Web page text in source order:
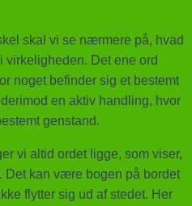
skal vi se nærmere på, hvad
virkeligheden. Det ene ord
noget befinder sig et bestemt
en aktiv handling, hvor
genstand.
vi altid ordet ligge, som viser,
Det kan være bogen på bordet
flytter sig ud af stedet. Her